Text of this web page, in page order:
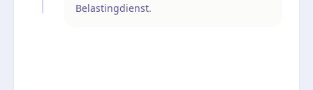
Belastingdienst.